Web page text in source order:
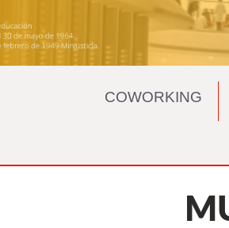
COWORKING